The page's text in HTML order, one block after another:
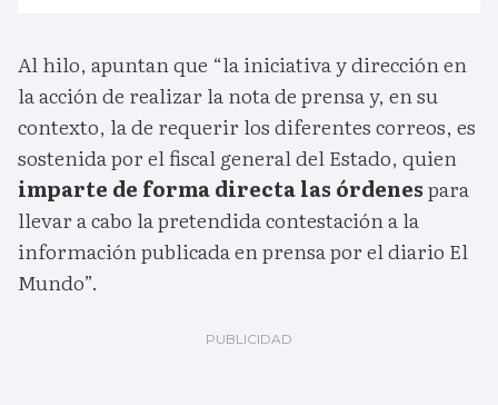
Al hilo, apuntan que “la iniciativa y dirección en
la acción de realizar la nota de prensa y, en su
contexto, la de requerir los diferentes correos, es
sostenida por el fiscal general del Estado, quien
imparte de forma directa las órdenespara
llevar a cabo la pretendida contestación a la
información publicada en prensa por el diario El
Mundo”.